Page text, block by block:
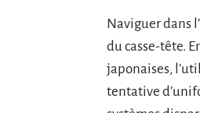
Naviguer dans
du casse-tête.
japonaises,
tentative